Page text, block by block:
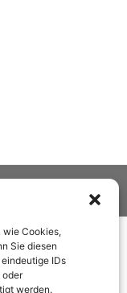
wie Cookies,
Sie diesen
IDs
oder
werden.